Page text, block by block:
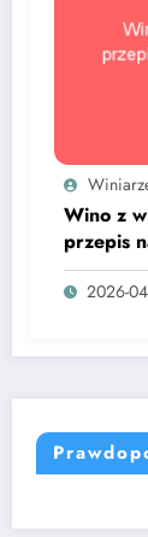
Wino z
przepis
sekret
2026-